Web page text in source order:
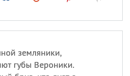
земляники,
губы Вероники.